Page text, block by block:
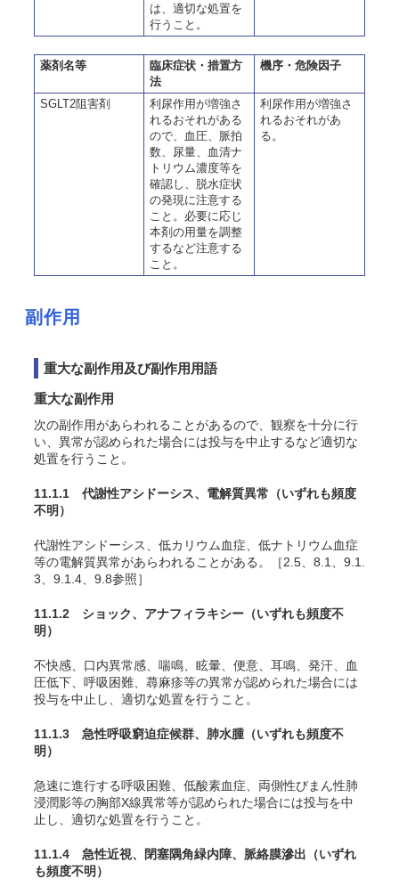
は、適切な処置を
行うこと。
薬剤名等
臨床症状・措置方
法
機序・危険因子
SGLT2阻害剤
利尿作用が増強さ
れるおそれがある
ので、血圧、脈拍
数、尿量、血清ナ
トリウム濃度等を
確認し、脱水症状
の発現に注意する
こと。必要に応じ
本剤の用量を調整
するなど注意する
こと。
利尿作用が増強さ
れるおそれがあ
る。
副作用
重大な副作用及び副作用用語
重大な副作用
次の副作用があらわれることがあるので、観察を十分に行
い、異常が認められた場合には投与を中止するなど適切な
処置を行うこと。
11.1.1 代謝性アシドーシス、電解質異常 （いずれも頻度
不明）
代謝性アシドーシス、低カリウム血症、低ナトリウム血症
等の電解質異常があらわれることがある。［2.5、8.1、9.1.
3、9.1.4、9.8参照］
11.1.2 ショック、アナフィラキシー （いずれも頻度不
明）
不快感、口内異常感、喘鳴、眩暈、便意、耳鳴、発汗、血
圧低下、呼吸困難、蕁麻疹等の異常が認められた場合には
投与を中止し、適切な処置を行うこと。
11.1.3 急性呼吸窮迫症候群、肺水腫 （いずれも頻度不
明）
急速に進行する呼吸困難、低酸素血症、両側性びまん性肺
浸潤影等の胸部X線異常等が認められた場合には投与を中
止し、適切な処置を行うこと。
11.1.4 急性近視、閉塞隅角緑内障、脈絡膜滲出 （いずれ
も頻度不明）